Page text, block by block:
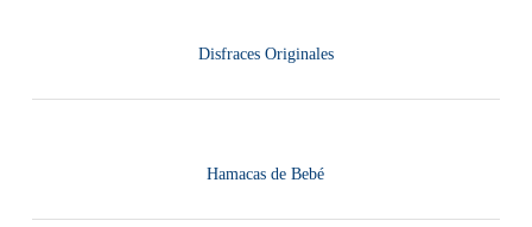
Disfraces Originales
Hamacas de Bebé